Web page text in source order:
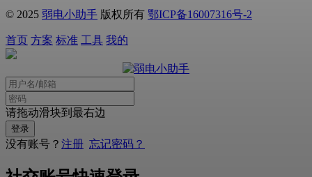
© 2025 弱电小助手 版权所有 鄂ICP备16007316号-2
首页 方案 标准 工具 我的
请拖动滑块到最右边
没有账号？ 注册 忘记密码？